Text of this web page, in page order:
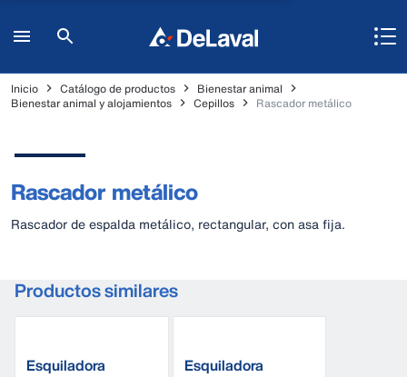
Inicio Catálogo de productos
Bienestar animal
Bienestar animal y alojamientos
Cepillos Rascador metálico
Rascador metálico
Rascador de espalda metálico, rectangular, con asa fija.
Productos similares
Esquiladora Esquiladora